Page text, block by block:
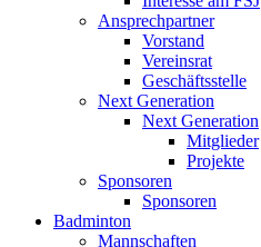
Ansprechpartner
Vorstand
Vereinsrat
Geschäftsstelle
Next Generation
Next Generation
Mitglieder
Projekte
Sponsoren
Sponsoren
Badminton
Mannschaften